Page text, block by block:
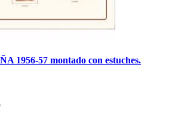
1956-57 montado con estuches.